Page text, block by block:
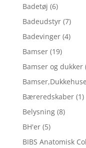
Badetøj (6)
Badeudstyr (7)
Badevinger (4)
Bamser (19)
Bamser og dukker
Bæreredskaber (1)
Belysning (8)
BH'er (5)
BIBS Anatomisk